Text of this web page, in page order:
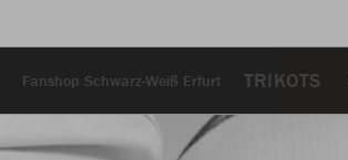
Fanshop Schwarz-Weiß Erfurt TRIKOTS